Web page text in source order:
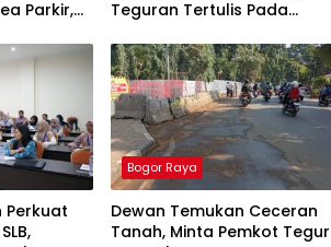
Parkir,
Teguran Tertulis Pada
Perkuat
Bogor Raya
Dewan Temukan Ceceran
Tanah, Minta Pemkot Tegur